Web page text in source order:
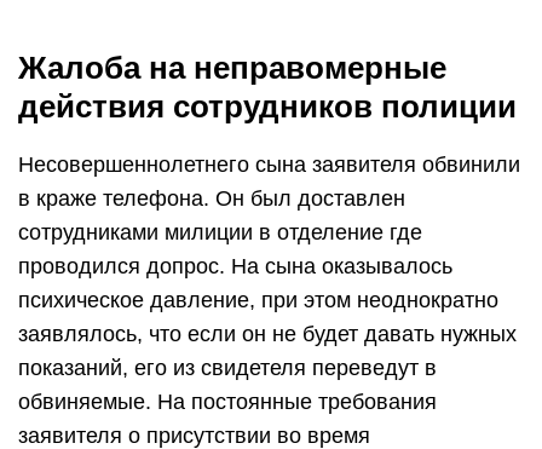
Жалоба на неправомерные
действия сотрудников полиции
Несовершеннолетнего сына заявителя обвинили
в краже телефона. Он был доставлен
сотрудниками милиции в отделение где
проводился допрос. На сына оказывалось
психическое давление, при этом неоднократно
заявлялось, что если он не будет давать нужных
показаний, его из свидетеля переведут в
обвиняемые. На постоянные требования
заявителя о присутствии во время